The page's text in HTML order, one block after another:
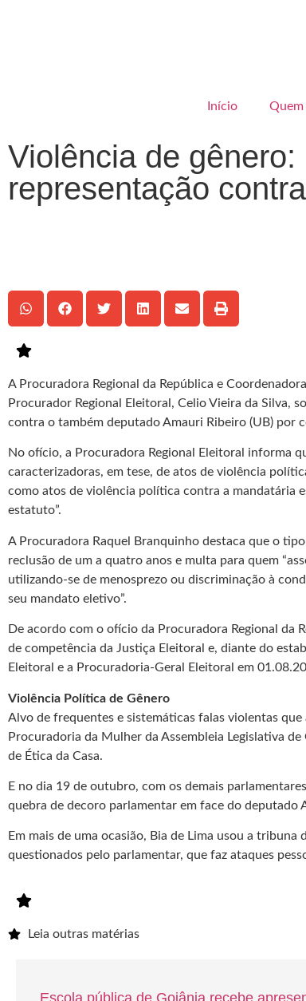
Início Quem
Violência de
representação
A Procuradora Regional da República e
Procurador Regional Eleitoral, Celio Vieira da Silva,
contra o também deputado Amauri Ribeiro (UB) por
No ofício, a Procuradora Regional Eleitoral informa
caracterizadoras, em tese, de atos de violência
como atos de violência política contra a mandatária
estatuto”.
A Procuradora Raquel Branquinho destaca que o
reclusão de um a quatro anos e multa para quem
utilizando-se de menosprezo ou discriminação à
seu mandato eletivo”.
De acordo com o ofício da Procuradora Regional da
de competência da Justiça Eleitoral e, diante do
Eleitoral e a Procuradoria-Geral Eleitoral em
Violência Política de Gênero
Alvo de frequentes e sistemáticas falas violentas
Procuradoria da Mulher da Assembleia Legislativa
de Ética da Casa.
E no dia 19 de outubro, com os demais
quebra de decoro parlamentar em face do deputado
Em mais de uma ocasião, Bia de Lima usou a
questionados pelo parlamentar, que faz ataques
Leia outras matérias
Escola pública de Goiânia recebe